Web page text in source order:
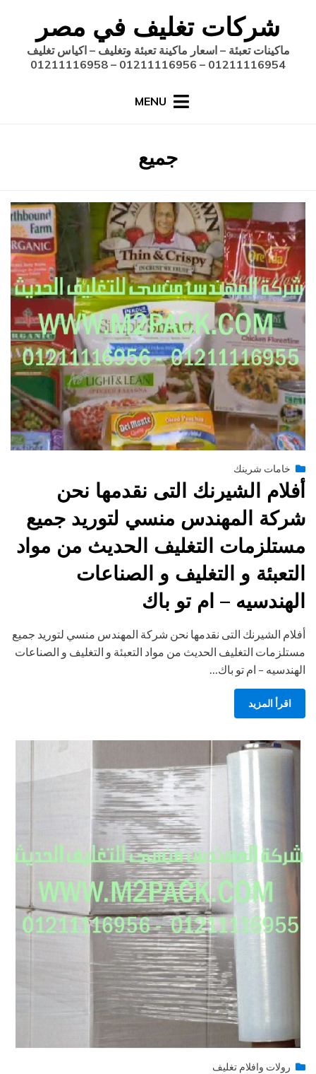
content
شركات تغليف في مصر
ماكينات تعبئة – اسعار ماكينة تعبئة وتغليف – اكياس تغليف
01211116954 – 01211116956 – 01211116958
MENU
الوسم
:
جميع
by engmansyPosted
on
يوليو 13, 2015
خامات شرينك
أفلام الشيرنك التى نقدمها نحن
شركة المهندس منسي لتوريد جميع
مستلزمات التغليف الحديث من مواد
التعبئة و التغليف و الصناعات
الهندسيه – ام تو باك
أفلام الشيرنك التى نقدمها نحن شركة المهندس منسي لتوريد جميع
مستلزمات التغليف الحديث من مواد التعبئة و التغليف و الصناعات
الهندسيه – ام تو باك…
اقرأ المزيد
byengmansyPosted
يوليو 13, 2015
رولات وافلام تغليف